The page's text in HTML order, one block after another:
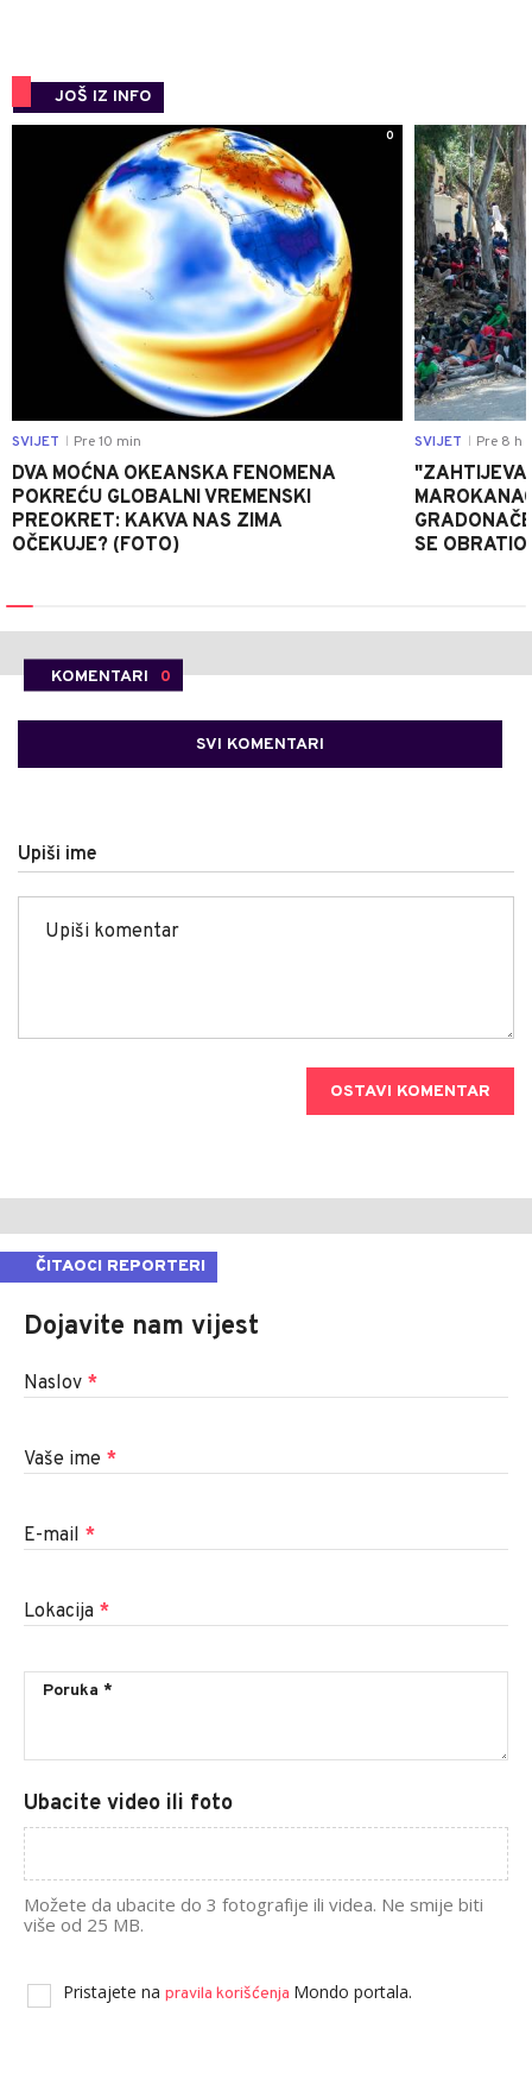
JOŠ IZ INFO
0
SVIJET Pre 10 min
DVA MOĆNA OKEANSKA FENOMENA
POKREĆU GLOBALNI VREMENSKI
PREOKRET: KAKVA NAS ZIMA
OČEKUJE? (FOTO)
SVIJET Pre 8 h
SE
KOMENTARI 0
SVI KOMENTARI
Upiši ime
OSTAVI KOMENTAR
ČITAOCI REPORTERI
Dojavite nam vijest
Naslov *
Vaše ime *
E-mail *
Lokacija *
Ubacite video ili foto
Možete da ubacite do 3 fotografije ili videa. Ne smije biti
više od 25 MB.
Pristajete na pravila korišćenja Mondo portala.